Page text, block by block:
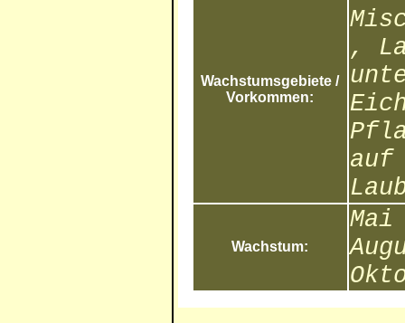
Wachstumsgebiete /
Vorkommen:
,
auf
Wachstum: